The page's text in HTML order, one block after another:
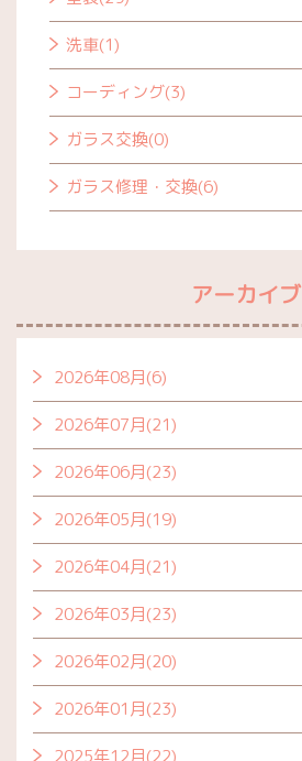
洗車(1)
コーディング(3)
ガラス交換(0)
ガラス修理・交換(6)
アーカイブ
2026年08月(6)
2026年07月(21)
2026年06月(23)
2026年05月(19)
2026年04月(21)
2026年03月(23)
2026年02月(20)
2026年01月(23)
2025年12月(22)